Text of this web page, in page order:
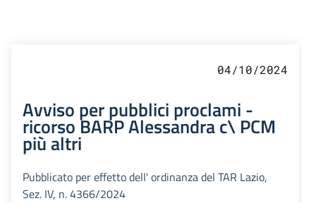
04/10/2024
Avviso per pubblici proclami -
ricorso BARP Alessandra c\ PCM
più altri
Pubblicato per effetto dell' ordinanza del TAR Lazio,
Sez. IV, n. 4366/2024